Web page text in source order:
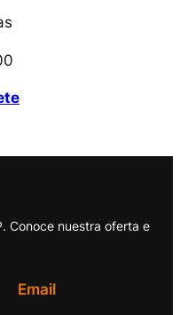
Conoce nuestra oferta e
Email